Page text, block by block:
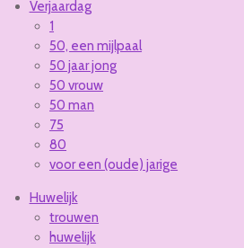
Verjaardag
1
50, een mijlpaal
50 jaar jong
50 vrouw
50 man
75
80
voor een (oude) jarige
Huwelijk
trouwen
huwelijk